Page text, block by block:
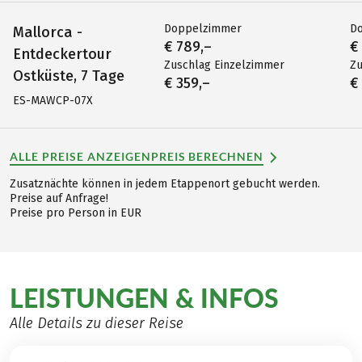
Mallorca -
Entdeckertour
Ostküste, 7 Tage
ES-MAWCP-07X
Doppelzimmer
€ 789,–
Zuschlag Einzelzimmer
€ 359,–
€
€
ALLE PREISE ANZEIGENPREIS BERECHNEN
Zusatznächte können in jedem Etappenort gebucht werden.
Preise auf Anfrage!
Preise pro Person in EUR
LEISTUNGEN & INFOS
Alle Details zu dieser Reise